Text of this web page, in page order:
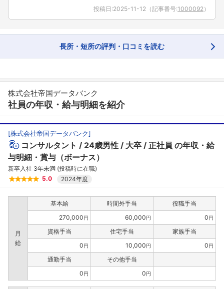
フォローしました
投稿日:2025-11-12 （記事番号:1000092 ）
長所・短所の評判・口コミを読む
株式会社帝国データバンク
社員の年収・給与明細を紹介
[株式会社帝国データバンク]
コンサルタント 24歳男性 大卒 正社員 の年収・給
与明細・賞与（ボーナス）
新卒入社 3年未満 (投稿時に在職)
5.0
2024年度
月
給
基本給 時間外手当
役職手当
270,000円 60,000円 0円
資格手当 住宅手当
家族手当
0円 10,000円 0円
通勤手当
その他手当
0円 0円